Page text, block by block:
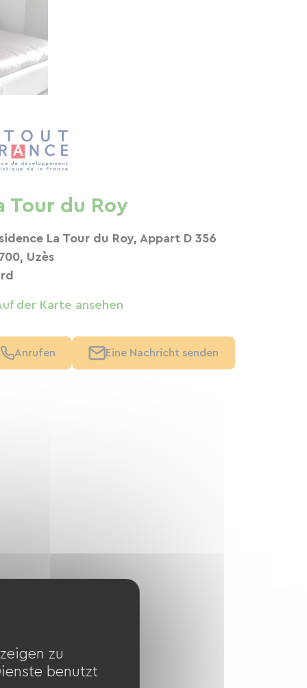
Tour du Roy
La Tour du Roy, Appart D 356
Uzès
der Karte ansehen
Anrufen Eine Nachricht senden
zu
benutzt